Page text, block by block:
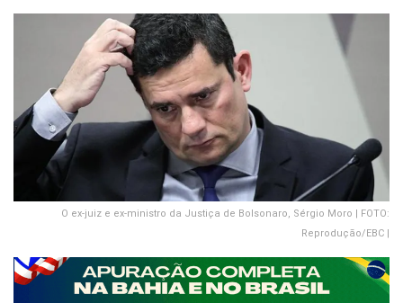
O ex-juiz e ex-ministro da Justiça de Bolsonaro, Sérgio Moro | FOTO:
Reprodução/EBC |